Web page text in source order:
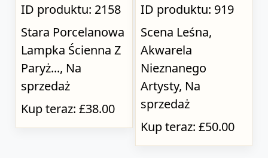
ID produktu: 2158
Stara Porcelanowa
Lampka Ścienna Z
Paryż..., Na
sprzedaż
Kup teraz: £38.00
ID produktu: 919
Scena Leśna,
Akwarela
Nieznanego
Artysty, Na
sprzedaż
Kup teraz: £50.00